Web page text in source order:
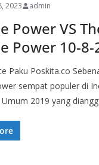
2023 admin
Power VS
Power 10-8-
Paku Poskita.co
sempat populer di
2019 yang